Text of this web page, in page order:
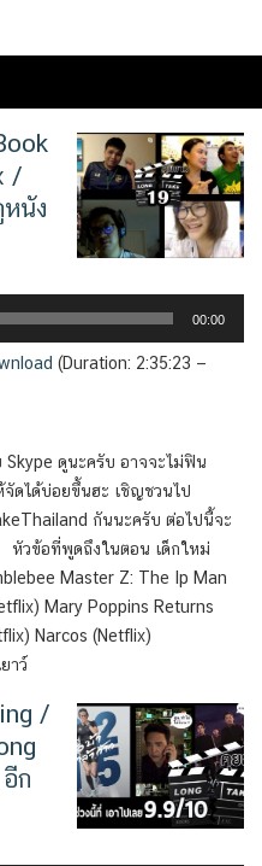
/
นัง
00:00
(Duration: 2:35:23 —
ดูนะครับ อาจจะไม่ฟิน
ดได้บ่อยขึ้นฮะ เชิญชวนไป
กันนะครับ ต่อไปนี้จะ
วข้อที่พูดถึงในตอน เด็กใหม่
Master Z: The Ip Man
Mary Poppins Returns
Narcos (Netflix)
เยาว์
/
ก